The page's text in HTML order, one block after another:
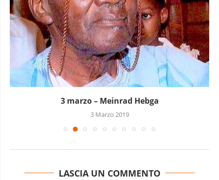
3 marzo – Meinrad Hebga
3 Marzo 2019
LASCIA UN COMMENTO